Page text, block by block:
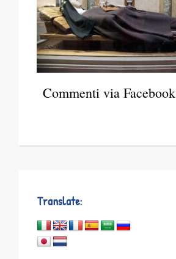
Commenti via Facebook
Translate: